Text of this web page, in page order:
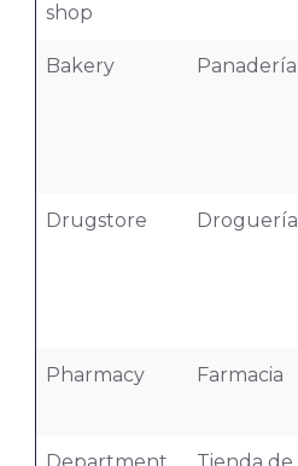
shop
Bakery Panadería
Drugstore Droguería
Pharmacy Farmacia